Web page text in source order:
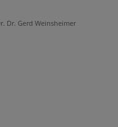
Dr. Gerd Weinsheimer